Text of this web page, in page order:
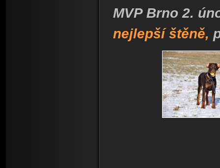
MVP Brno 2.
nejlepší štěně,